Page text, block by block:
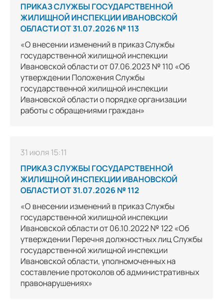
ПРИКАЗ СЛУЖБЫ ГОСУДАРСТВЕННОЙ
ЖИЛИЩНОЙ ИНСПЕКЦИИ ИВАНОВСКОЙ
ОБЛАСТИ ОТ 31.07.2026 № 113
«О внесении изменений в приказ Службы
государственной жилищной инспекции
Ивановской области от 07.06.2023 № 110 «Об
утверждении Положения Службы
государственной жилищной инспекции
Ивановской области о порядке организации
работы с обращениями граждан»
31 июля 15:11
ПРИКАЗ СЛУЖБЫ ГОСУДАРСТВЕННОЙ
ЖИЛИЩНОЙ ИНСПЕКЦИИ ИВАНОВСКОЙ
ОБЛАСТИ ОТ 31.07.2026 № 112
«О внесении изменений в приказ Службы
государственной жилищной инспекции
Ивановской области от 06.10.2022 № 122 «Об
утверждении Перечня должностных лиц Службы
государственной жилищной инспекции
Ивановской области, уполномоченных на
составление протоколов об административных
правонарушениях»